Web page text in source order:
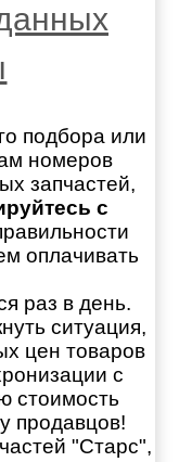
подбора или
номеров
запчастей,
с
оплачивать
раз в день.
ситуация,
цен товаров
с
стоимость
продавцов!
"Старс",